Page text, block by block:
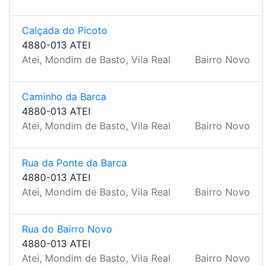
Calçada do Picoto
4880-013 ATEI
Atei, Mondim de Basto, Vila Real
Bairro Novo
Caminho da Barca
4880-013 ATEI
Atei, Mondim de Basto, Vila Real
Bairro Novo
Rua da Ponte da Barca
4880-013 ATEI
Atei, Mondim de Basto, Vila Real
Bairro Novo
Rua do Bairro Novo
4880-013 ATEI
Atei, Mondim de Basto, Vila Real
Bairro Novo